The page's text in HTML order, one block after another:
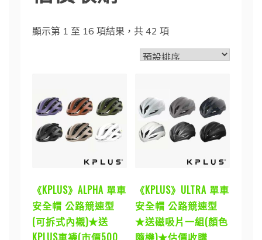
顯示第 1 至 16 項結果，共 42 項
《KPLUS》ALPHA 單車
安全帽 公路競速型
(可拆式內襯)★送
《KPLUS》ULTRA 單車
安全帽 公路競速型
★送磁吸片一組(顏色